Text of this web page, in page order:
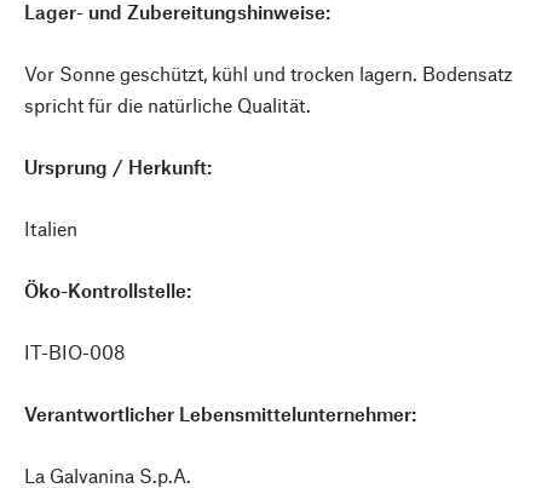
Lager- und Zubereitungshinweise:
Vor Sonne geschützt, kühl und trocken lagern. Bodensatz
spricht für die natürliche Qualität.
Ursprung / Herkunft:
Italien
Öko-Kontrollstelle:
IT-BIO-008
Verantwortlicher Lebensmittelunternehmer:
La Galvanina S.p.A.